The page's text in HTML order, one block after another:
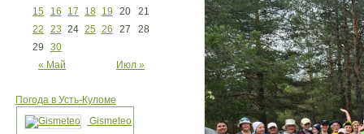
« Май Июл »
15
16 17 18 19 20
21
22
23 24 25 26 27
28
29
30
Погода в Усть-Куломе
Gismeteo